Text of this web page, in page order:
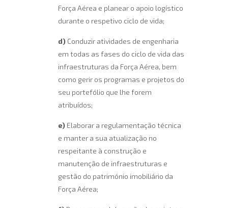
Força Aérea e planear o apoio logístico
durante o respetivo ciclo de vida;
d) Conduzir atividades de engenharia
em todas as fases do ciclo de vida das
infraestruturas da Força Aérea, bem
como gerir os programas e projetos do
seu portefólio que lhe forem
atribuídos;
e) Elaborar a regulamentação técnica
e manter a sua atualização no
respeitante à construção e
manutenção de infraestruturas e
gestão do património imobiliário da
Força Aérea;